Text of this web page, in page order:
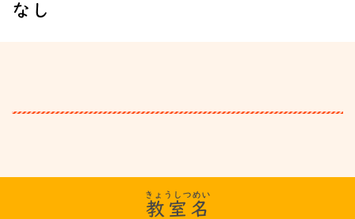
なし
教室名
きょうしつめい